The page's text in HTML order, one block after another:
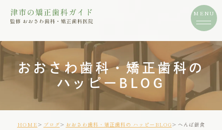
おおさわ歯科・矯正歯科の
ハッピーBLOG
HOME ブログ おおさわ歯科・矯正歯科の ハッピーBLOG
へんば餅食